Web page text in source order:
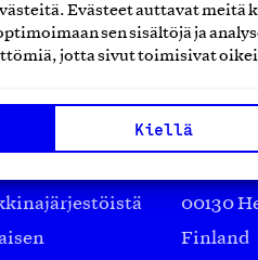
Evästeet auttavat meitä
sen sisältöjä ja
jotta sivut toimisivat
Kiellä
00130
Finland